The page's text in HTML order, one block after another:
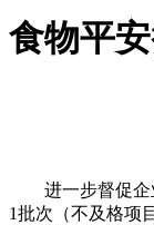
食物平
进一步督促企业
1批次（不及格项